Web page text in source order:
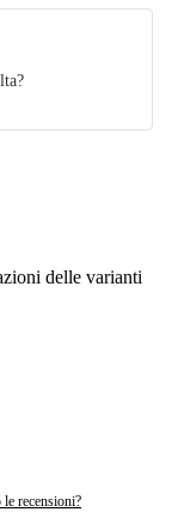
delle varianti
recensioni?